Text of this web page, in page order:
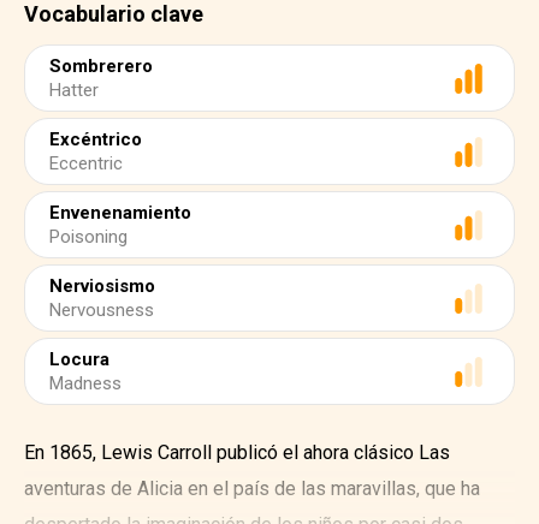
Vocabulario clave
Sombrerero
Hatter
Excéntrico
Eccentric
Envenenamiento
Poisoning
Nerviosismo
Nervousness
Locura
Madness
En 1865, Lewis Carroll publicó el ahora clásico Las
aventuras de Alicia en el país de las maravillas, que ha